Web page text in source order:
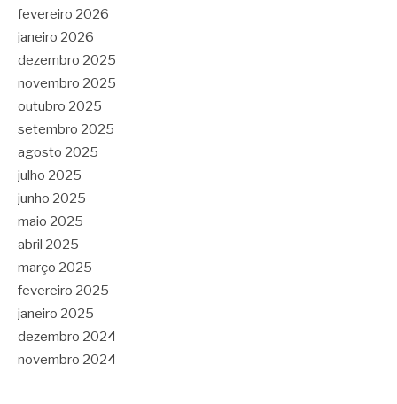
fevereiro 2026
janeiro 2026
dezembro 2025
novembro 2025
outubro 2025
setembro 2025
agosto 2025
julho 2025
junho 2025
maio 2025
abril 2025
março 2025
fevereiro 2025
janeiro 2025
dezembro 2024
novembro 2024